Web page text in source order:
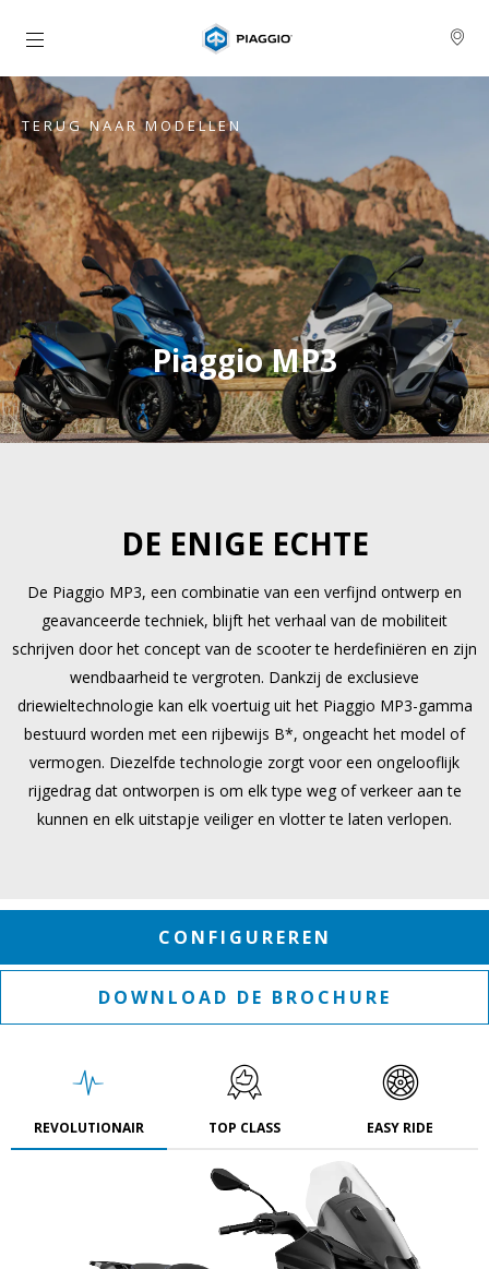
Ga naar de hoofdcontent
TERUG NAAR MODELLEN
Piaggio MP3
DE ENIGE ECHTE
De Piaggio MP3, een combinatie van een verfijnd ontwerp en
geavanceerde techniek, blijft het verhaal van de mobiliteit
schrijven door het concept van de scooter te herdefiniëren en zijn
wendbaarheid te vergroten. Dankzij de exclusieve
driewieltechnologie kan elk voertuig uit het Piaggio MP3-gamma
bestuurd worden met een rijbewijs B*, ongeacht het model of
vermogen. Diezelfde technologie zorgt voor een ongelooflijk
rijgedrag dat ontworpen is om elk type weg of verkeer aan te
kunnen en elk uitstapje veiliger en vlotter te laten verlopen.
CONFIGUREREN
DOWNLOAD DE BROCHURE
REVOLUTIONAIR TOP CLASS EASY RIDE